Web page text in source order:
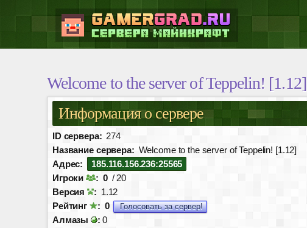
Welcome to the server of Teppelin! [1.12]
Информация о сервере
ID сервера: 274
Название сервера: Welcome to the server of Teppelin! [1.12]
Адрес:
185.116.156.236:25565
Игроки
: 0 / 20
Версия
: 1.12
Рейтинг
: 0 Голосовать за сервер!
Алмазы : 0